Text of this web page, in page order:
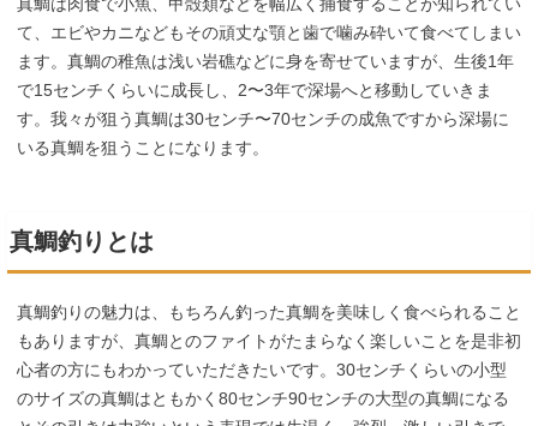
真鯛は肉食で小魚、甲殻類などを幅広く捕食することが知られてい
て、エビやカニなどもその頑丈な顎と歯で噛み砕いて食べてしまい
ます。真鯛の稚魚は浅い岩礁などに身を寄せていますが、生後1年
で15センチくらいに成長し、2〜3年で深場へと移動していきま
す。我々が狙う真鯛は30センチ〜70センチの成魚ですから深場に
いる真鯛を狙うことになります。
真鯛釣りとは
真鯛釣りの魅力は、もちろん釣った真鯛を美味しく食べられること
もありますが、真鯛とのファイトがたまらなく楽しいことを是非初
心者の方にもわかっていただきたいです。30センチくらいの小型
のサイズの真鯛はともかく80センチ90センチの大型の真鯛になる